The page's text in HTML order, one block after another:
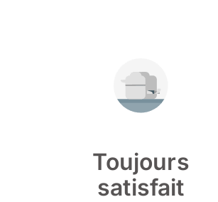
Toujours
satisfait